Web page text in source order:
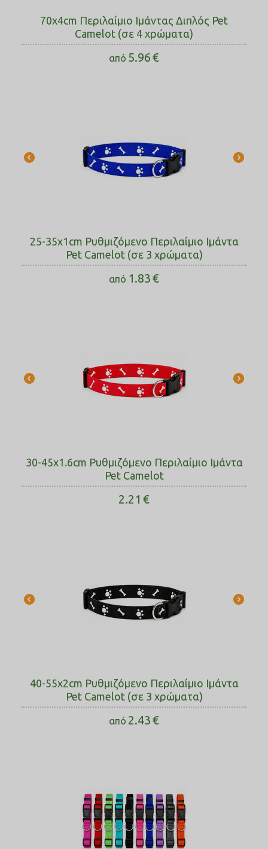
70x4cm Περιλαίμιο Ιμάντας Διπλός Pet
Camelot (σε 4 χρώματα)
από 5.96€
25-35x1cm Ρυθμιζόμενο Περιλαίμιο Ιμάντα
Pet Camelot (σε 3 χρώματα)
από 1.83€
30-45x1.6cm Ρυθμιζόμενο Περιλαίμιο Ιμάντα
Pet Camelot
2.21 €
40-55x2cm Ρυθμιζόμενο Περιλαίμιο Ιμάντα
Pet Camelot (σε 3 χρώματα)
από 2.43€